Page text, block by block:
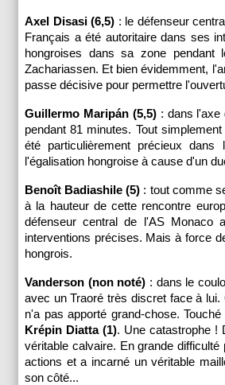
Axel Disasi (6,5) : le défenseur
Français a été autoritaire dans ses
hongroises dans sa zone
Zachariassen. Et bien évidemment,
passe décisive pour permettre
Guillermo Maripán (5,5): dans l'axe
pendant 81 minutes. Tout
été particulièrement précieux
l'égalisation hongroise à cause d'un
Benoît Badiashile (5) : tout comme
à la hauteur de cette rencontre
défenseur central de l'AS Monaco
interventions précises. Mais à force
hongrois.
Vanderson (non noté) : dans le
avec un Traoré très discret face à
n'a pas apporté grand-chose.
Krépin Diatta (1). Une catastrophe !
véritable calvaire. En grande
actions et a incarné un véritable
son côté...